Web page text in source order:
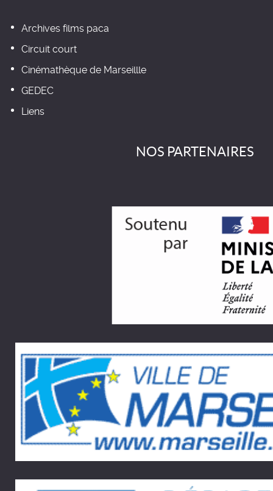
Archives films paca
Circuit court
Cinémathèque de Marseillle
GEDEC
Liens
NOS PARTENAIRES